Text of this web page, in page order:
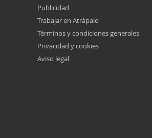
Publicidad
Trabajar en Atrápalo
Términos y condiciones generales
Privacidad y cookies
Aviso legal